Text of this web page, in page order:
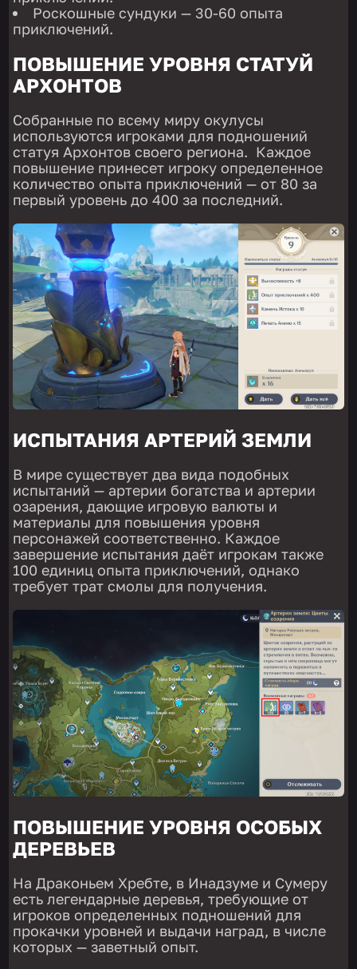
Роскошные сундуки — 30-60 опыта
приключений.
ПОВЫШЕНИЕ УРОВНЯ СТАТУЙ
АРХОНТОВ
Собранные по всему миру окулусы
используются игроками для подношений
статуя Архонтов своего региона. Каждое
повышение принесет игроку определенное
количество опыта приключений — от 80 за
первый уровень до 400 за последний.
ИСПЫТАНИЯ АРТЕРИЙ ЗЕМЛИ
В мире существует два вида подобных
испытаний — артерии богатства и артерии
озарения, дающие игровую валюты и
материалы для повышения уровня
персонажей соответственно. Каждое
завершение испытания даёт игрокам также
100 единиц опыта приключений, однако
требует трат смолы для получения.
ПОВЫШЕНИЕ УРОВНЯ ОСОБЫХ
ДЕРЕВЬЕВ
На Драконьем Хребте, в Инадзуме и Сумеру
есть легендарные деревья, требующие от
игроков определенных подношений для
прокачки уровней и выдачи наград, в числе
которых — заветный опыт.